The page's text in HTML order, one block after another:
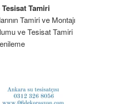
Tamiri
Tamiri ve Montajı
ve Tesisat Tamiri